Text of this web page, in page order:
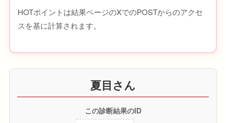
HOTポイントは結果ページのXでのPOSTからのアクセ
スを基に計算されます。
夏目さん
この診断結果のID